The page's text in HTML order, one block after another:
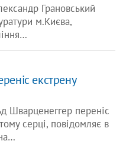
Грановський
м.Києва,
екстрену
Шварценеггер переніс
серці, повідомляє в